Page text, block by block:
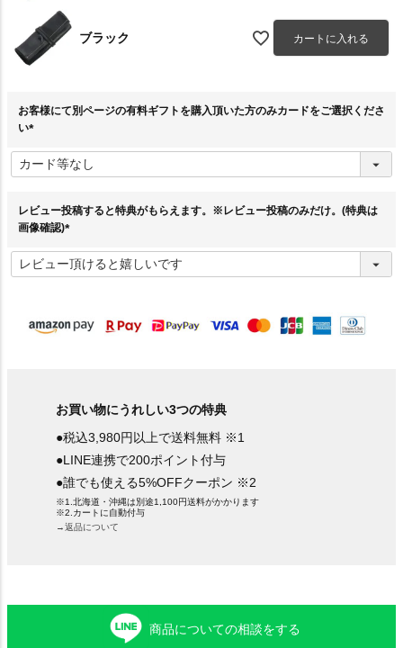
ブラック カートに入れる
お客様にて別ページの有料ギフトを購入頂いた方のみカードをご選択くださ
い
必
須
レビュー投稿すると特典がもらえます。※レビュー投稿のみだけ。(特典は
画像確認)
必
須
お買い物にうれしい3つの特典
●税込3,980円以上で送料無料 ※1
●LINE連携で200ポイント付与
●誰でも使える5%OFFクーポン ※2
※1.北海道・沖縄は別途1,100円送料がかかります
※2.カートに自動付与
→返品について
商品についての相談をする